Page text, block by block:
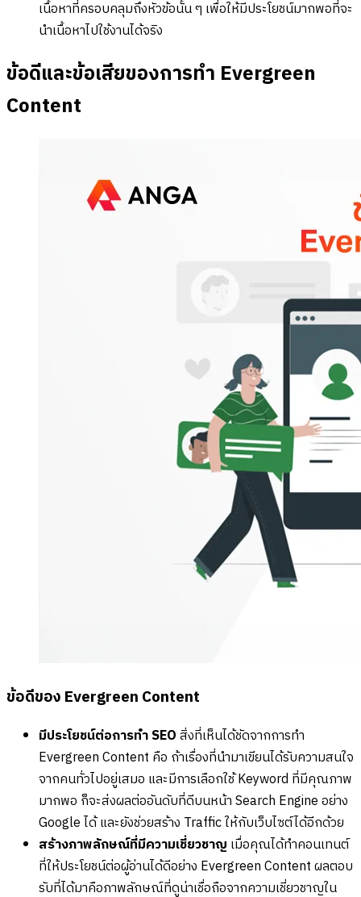
เนื้อหาที่ครอบคลุมถึงหัวข้อนั้น ๆ เพื่อให้มีประโยชน์มากพอที่จะ
นำเนื้อหาไปใช้งานได้จริง
ข้อดีและข้อเสียของการทำ Evergreen
Content
ข้อดีของ Evergreen Content
มีประโยชน์ต่อการทำ SEOสิ่งที่เห็นได้ชัดจากการทำ
Evergreen Content คือ ถ้าเรื่องที่นำมาเขียนได้รับความสนใจ
จากคนทั่วไปอยู่เสมอ และมีการเลือกใช้ Keyword ที่มีคุณภาพ
มากพอ ก็จะส่งผลต่ออันดับที่ดีบนหน้า Search Engine อย่าง
Google ได้ และยังช่วยสร้าง Traffic ให้กับเว็บไซต์ได้อีกด้วย
สร้างภาพลักษณ์ที่มีความเชี่ยวชาญ เมื่อคุณได้ทำคอนเทนต์
ที่ให้ประโยชน์ต่อผู้อ่านได้ดีอย่าง Evergreen Content ผลตอบ
รับที่ได้มาคือภาพลักษณ์ที่ดูน่าเชื่อถือจากความเชี่ยวชาญใน